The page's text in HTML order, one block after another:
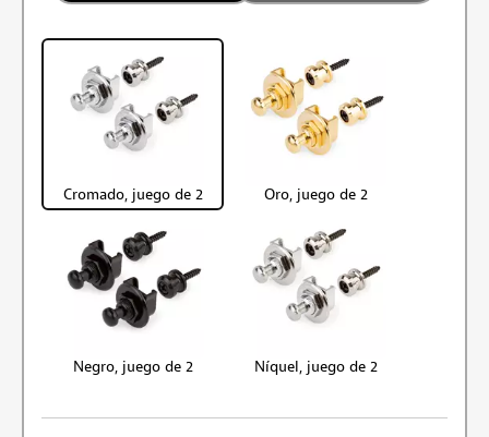
Cromado, juego de 2 Oro, juego de 2
Negro, juego de 2 Níquel, juego de 2